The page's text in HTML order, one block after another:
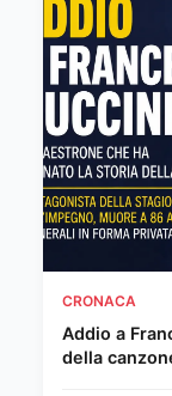
CRONACA
Addio a
della